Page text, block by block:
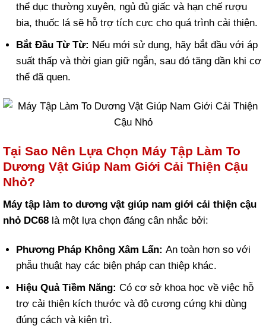
thể dục thường xuyên, ngủ đủ giấc và hạn chế rượu
bia, thuốc lá sẽ hỗ trợ tích cực cho quá trình cải thiện.
Bắt Đầu Từ Từ: Nếu mới sử dụng, hãy bắt đầu với áp
suất thấp và thời gian giữ ngắn, sau đó tăng dần khi cơ
thể đã quen.
Tại Sao Nên Lựa Chọn Máy Tập Làm To
Dương Vật Giúp Nam Giới Cải Thiện Cậu
Nhỏ?
Máy tập làm to dương vật giúp nam giới cải thiện cậu
nhỏ DC68 là một lựa chọn đáng cân nhắc bởi:
Phương Pháp Không Xâm Lấn: An toàn hơn so với
phẫu thuật hay các biện pháp can thiệp khác.
Hiệu Quả Tiềm Năng: Có cơ sở khoa học về việc hỗ
trợ cải thiện kích thước và độ cương cứng khi dùng
đúng cách và kiên trì.